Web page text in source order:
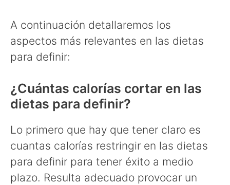
A continuación detallaremos los
aspectos más relevantes en las dietas
para definir:
¿Cuántas calorías cortar en las
dietas para definir?
Lo primero que hay que tener claro es
cuantas calorías restringir en las dietas
para definir para tener éxito a medio
plazo. Resulta adecuado provocar un